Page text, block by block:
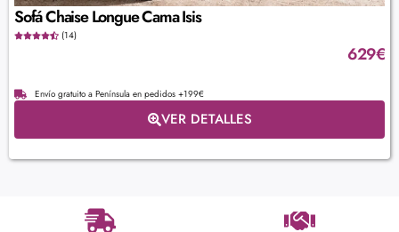
Sofá Chaise Longue Cama Isis
(14)
629€
Envío gratuito a Península en pedidos +199€
VER DETALLES